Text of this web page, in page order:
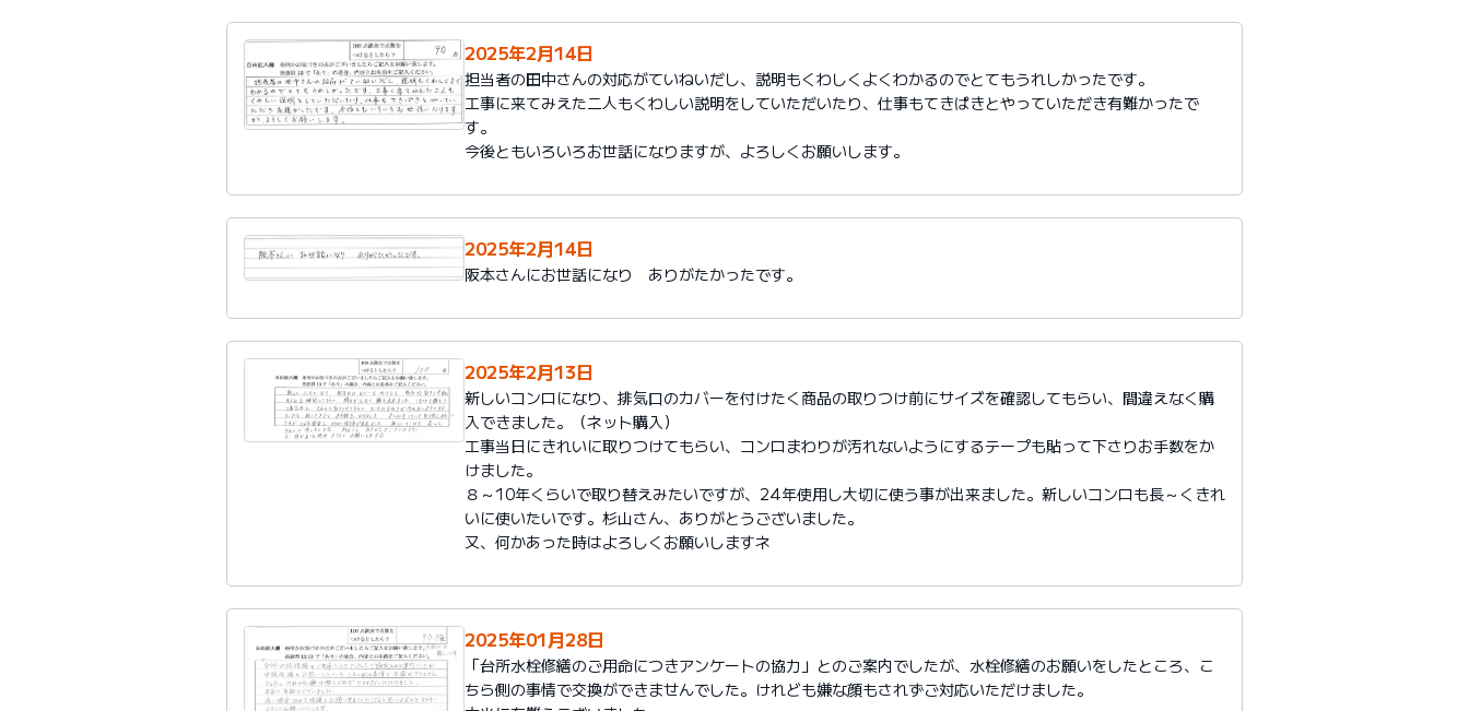
2025年2月14日
担当者の田中さんの対応がていねいだし、説明もくわしくよくわかるのでとてもうれしかったです。
工事に来てみえた二人もくわしい説明をしていただいたり、仕事もてきぱきとやっていただき有難かったで
す。
今後ともいろいろお世話になりますが、よろしくお願いします。
2025年2月14日
阪本さんにお世話になり ありがたかったです。
2025年2月13日
新しいコンロになり、排気口のカバーを付けたく商品の取りつけ前にサイズを確認してもらい、間違えなく購
入できました。（ネット購入）
工事当日にきれいに取りつけてもらい、コンロまわりが汚れないようにするテープも貼って下さりお手数をか
けました。
８～10年くらいで取り替えみたいですが、24年使用し大切に使う事が出来ました。新しいコンロも長～くきれ
いに使いたいです。杉山さん、ありがとうございました。
又、何かあった時はよろしくお願いしますネ
2025年01月28日
「台所水栓修繕のご用命につきアンケートの協力」とのご案内でしたが、水栓修繕のお願いをしたところ、こ
ちら側の事情で交換ができませんでした。けれども嫌な顔もされずご対応いただけました。